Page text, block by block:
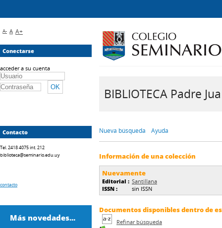
BIBLIOTECA Padre
Nueva búsqueda Ayuda
Información de una colección
Nuevamente
Editorial : Santillana
ISSN :
sin ISSN
Documentos disponibles dentro de
Refinar búsqueda
A- A A+
Conectarse
acceder a su cuenta
Contacto
Tel. 2418 4075 int. 212
biblioteca@seminario.edu.uy
contacto
Más novedades...